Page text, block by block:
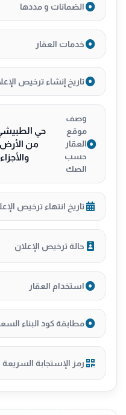
الضمانات و مددها
خدمات العقار
تاريخ إنشاء ترخيص
وصف
موقع
العقار
حسب
الصك
حي
والأجزاء
تاريخ انتهاء ترخيص
حالة ترخيص الإعلان
استخدام العقار
مطابقة كود البناء
رمز الإستجابة السريعة